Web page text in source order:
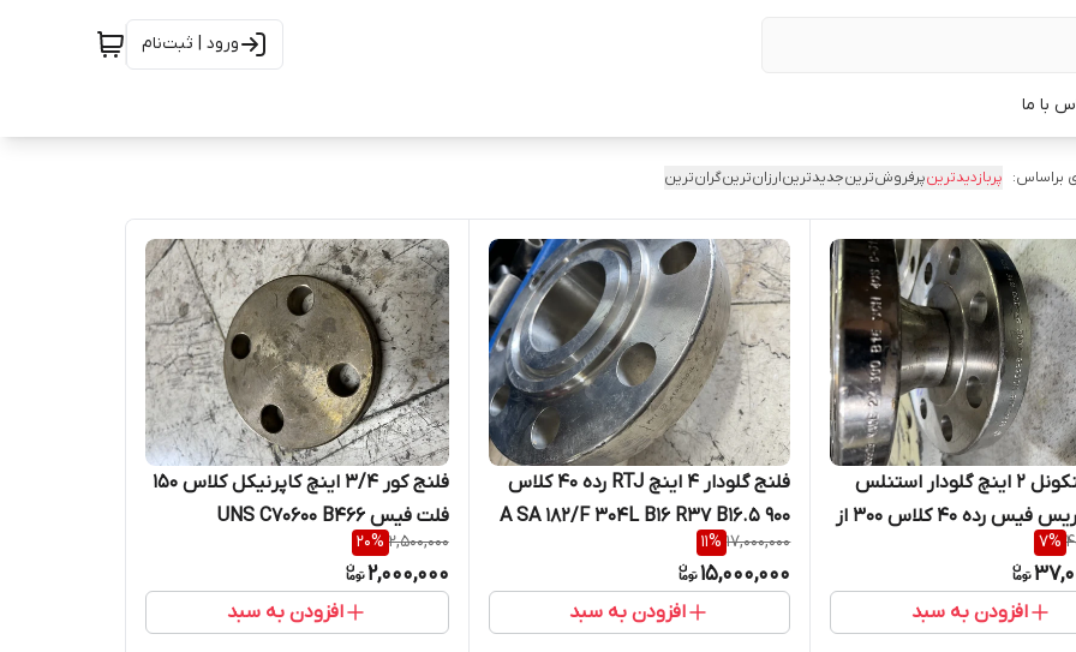
ورود | ثبت‌نام
با ما
براساس: پربازدیدترینپرفروش‌ترینجدیدترینارزان‌ترینگران‌ترین
فلنج اینکونل 2 اینچ گلودار استنلس
استیل ریس فیس رده 40 کلاس 300 از
7%
افزودن به سبد
فلنج گلودار 4 اینچ RTJ رده 40 کلاس
900 5.A SA 182/F 304L B16 R37 B16
17,000,000
11%
15,000,000
افزودن به سبد
فلنج کور 3/4 اینچ کاپرنیکل کلاس 150
فلت فیس UNS C70600 B466
2,500,000
20%
2,000,000
افزودن به سبد